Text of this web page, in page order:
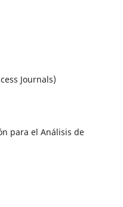
Journals)
para el Análisis de